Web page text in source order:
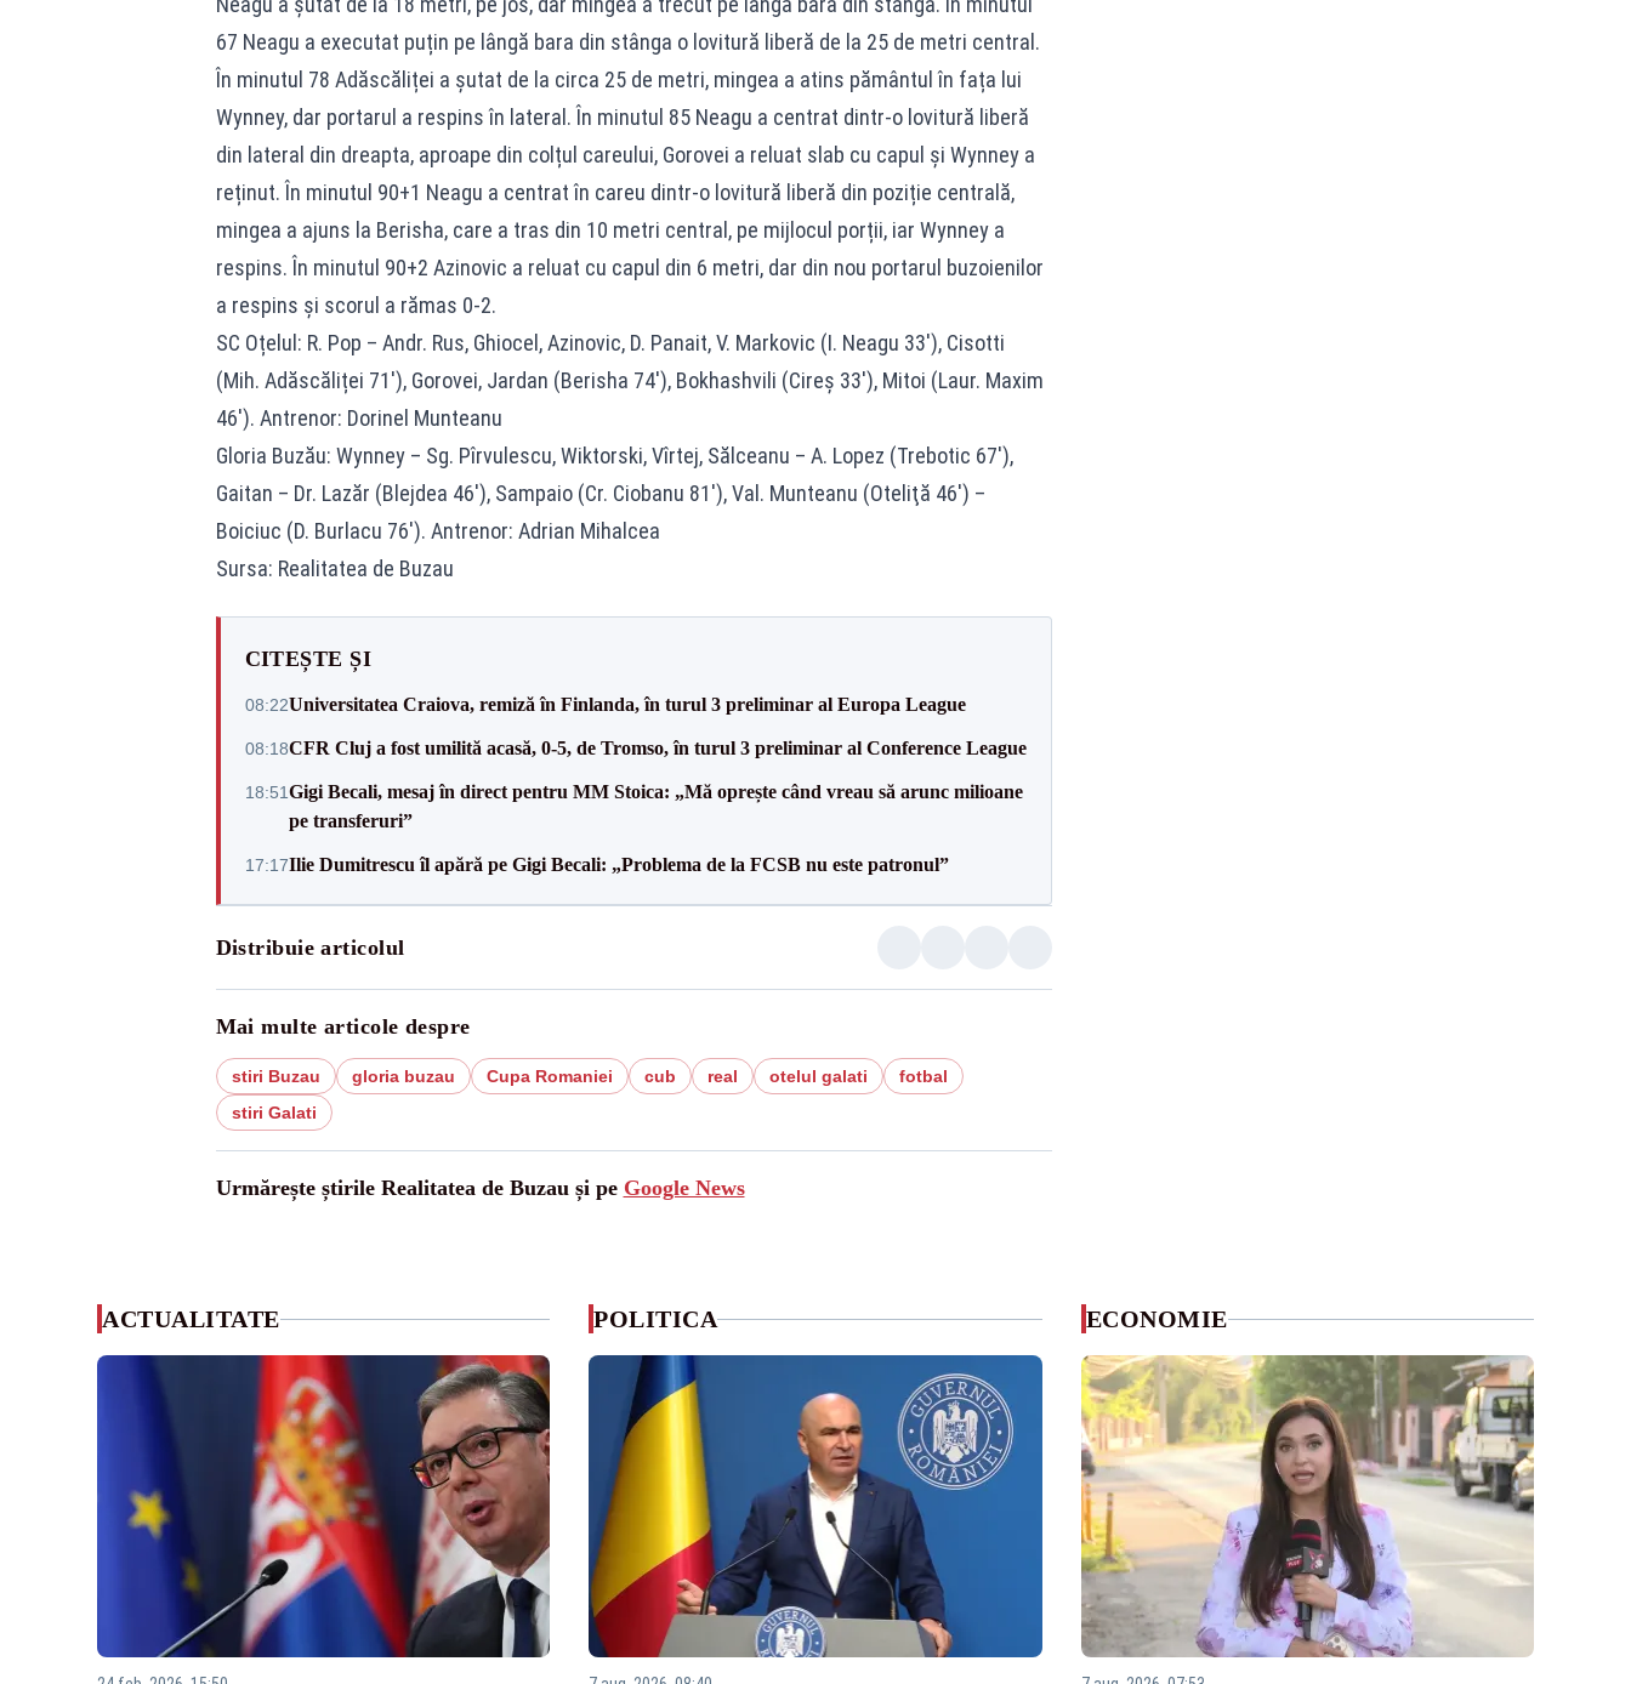
67 Neagu a executat puțin pe lângă bara din stânga o lovitură liberă de la 25 de metri central.
În minutul 78 Adăscăliței a șutat de la circa 25 de metri, mingea a atins pământul în fața lui
Wynney, dar portarul a respins în lateral. În minutul 85 Neagu a centrat dintr-o lovitură liberă
din lateral din dreapta, aproape din colțul careului, Gorovei a reluat slab cu capul și Wynney a
reținut. În minutul 90+1 Neagu a centrat în careu dintr-o lovitură liberă din poziție centrală,
mingea a ajuns la Berisha, care a tras din 10 metri central, pe mijlocul porții, iar Wynney a
respins. În minutul 90+2 Azinovic a reluat cu capul din 6 metri, dar din nou portarul buzoienilor
a respins și scorul a rămas 0-2.
SC Oțelul: R. Pop – Andr. Rus, Ghiocel, Azinovic, D. Panait, V. Markovic (I. Neagu 33′), Cisotti
(Mih. Adăscăliței 71′), Gorovei, Jardan (Berisha 74′), Bokhashvili (Cireș 33′), Mitoi (Laur. Maxim
46′). Antrenor: Dorinel Munteanu
Gloria Buzău: Wynney – Sg. Pîrvulescu, Wiktorski, Vîrtej, Sălceanu – A. Lopez (Trebotic 67′),
Gaitan – Dr. Lazăr (Blejdea 46′), Sampaio (Cr. Ciobanu 81′), Val. Munteanu (Oteliţă 46′) –
Boiciuc (D. Burlacu 76′). Antrenor: Adrian Mihalcea
Sursa: Realitatea de Buzau
CITEȘTE ȘI
08:22Universitatea Craiova, remiză în Finlanda, în turul 3 preliminar al Europa League
08:18CFR Cluj a fost umilită acasă, 0-5, de Tromso, în turul 3 preliminar al Conference League
18:51Gigi Becali, mesaj în direct pentru MM Stoica: „Mă oprește când vreau să arunc milioane
pe transferuri”
17:17Ilie Dumitrescu îl apără pe Gigi Becali: „Problema de la FCSB nu este patronul”
Distribuie articolul
Mai multe articole despre
stiri Buzau gloria buzau Cupa Romaniei cub real otelul galati
fotbal
stiri Galati
Urmărește știrile Realitatea de Buzau și pe Google News
ACTUALITATE POLITICA ECONOMIE